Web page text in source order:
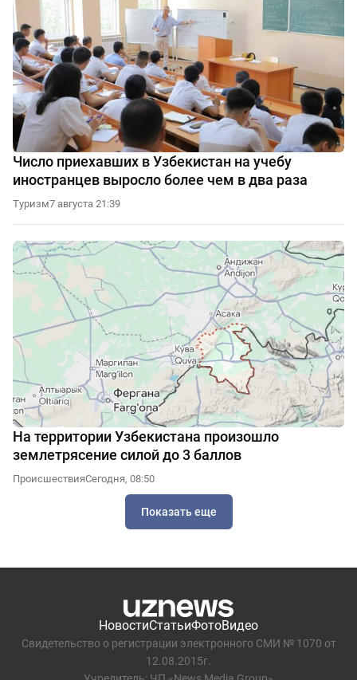
Число приехавших в Узбекистан на учебу
иностранцев выросло более чем в два раза
Туризм7 августа 21:39
На территории Узбекистана произошло
землетрясение силой до 3 баллов
ПроисшествияСегодня, 08:50
Показать еще
НовостиСтатьиФотоВидео
Свидетельство о регистрации электронного СМИ № 1070 от
12.08.2015г.